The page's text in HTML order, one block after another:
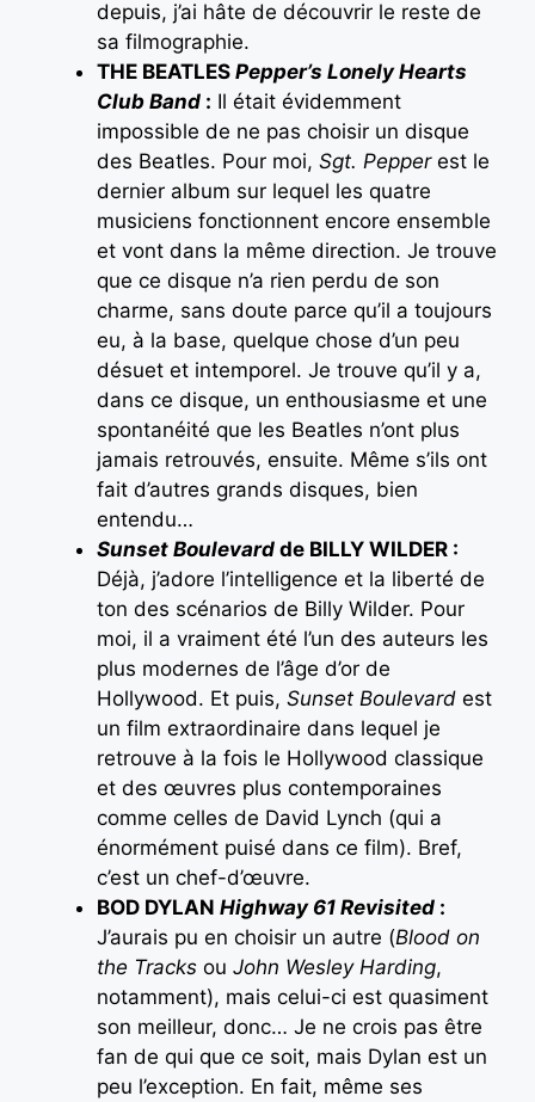
depuis, j’ai hâte de découvrir le reste de
sa filmographie.
THE BEATLES Pepper’s Lonely Hearts
Club Band : Il était évidemment
impossible de ne pas choisir un disque
des Beatles. Pour moi, Sgt. Pepperest le
dernier album sur lequel les quatre
musiciens fonctionnent encore ensemble
et vont dans la même direction. Je trouve
que ce disque n’a rien perdu de son
charme, sans doute parce qu’il a toujours
eu, à la base, quelque chose d’un peu
désuet et intemporel. Je trouve qu’il y a,
dans ce disque, un enthousiasme et une
spontanéité que les Beatles n’ont plus
jamais retrouvés, ensuite. Même s’ils ont
fait d’autres grands disques, bien
entendu…
Sunset Boulevard de BILLY WILDER :
Déjà, j’adore l’intelligence et la liberté de
ton des scénarios de Billy Wilder. Pour
moi, il a vraiment été l’un des auteurs les
plus modernes de l’âge d’or de
Hollywood. Et puis, Sunset Boulevard est
un film extraordinaire dans lequel je
retrouve à la fois le Hollywood classique
et des œuvres plus contemporaines
comme celles de David Lynch (qui a
énormément puisé dans ce film). Bref,
c’est un chef-d’œuvre.
BOD DYLAN Highway 61 Revisited :
J’aurais pu en choisir un autre (Blood on
the Tracks ou John Wesley Harding,
notamment), mais celui-ci est quasiment
son meilleur, donc… Je ne crois pas être
fan de qui que ce soit, mais Dylan est un
peu l’exception. En fait, même ses